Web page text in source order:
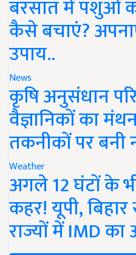
बरसात में पशुओं
कैसे बचाएं?
उपाय..
News
कृषि अनुसंधान
वैज्ञानिकों का
तकनीकों पर बनी
Weather
अगले 12 घंटों के
कहर! यूपी,
राज्यों में IMD